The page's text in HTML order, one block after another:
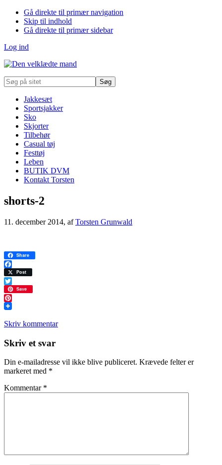
Gå direkte til primær navigation
Skip til indhold
Gå direkte til primær sidebar
Log ind
Søg
på
Jakkesæt
Sportsjakker
Sko
Skjorter
Tilbehør
Casual tøj
Festtøj
Leben
BUTIK DVM
Kontakt Torsten
shorts-2
11. december 2014, afTorsten Grunwald
Share
Facebook
Post
Twitter
Save
Pinterest
Skriv kommentar
Læserinteraktioner
Skriv et svar
Din e-mailadresse vil ikke blive publiceret. Krævede felter er
markeret med *
Kommentar *